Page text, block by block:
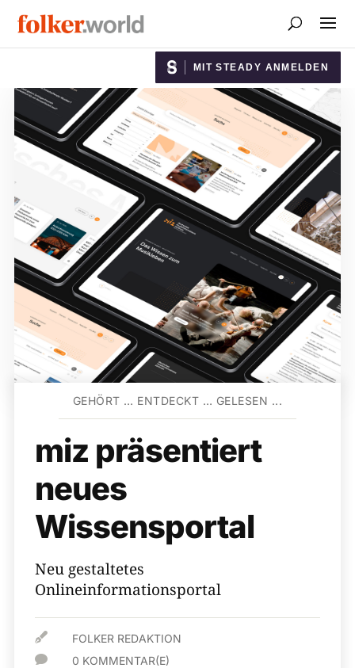
MIT STEADY ANMELDEN
GEHÖRT … ENTDECKT … GELESEN ...
miz präsentiert
neues
Wissensportal
Neu gestaltetes
Onlineinformationsportal
 FOLKER REDAKTION
 0 KOMMENTAR(E)